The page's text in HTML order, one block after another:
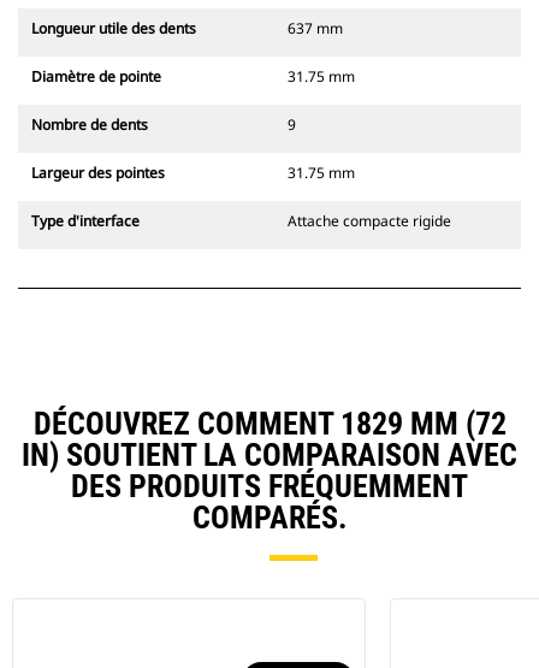
Longueur utile des dents 637 mm
Diamètre de pointe 31.75 mm
Nombre de dents 9
Largeur des pointes 31.75 mm
Type d'interface Attache compacte rigide
DÉCOUVREZ COMMENT 1829 MM (72
IN) SOUTIENT LA COMPARAISON AVEC
DES PRODUITS FRÉQUEMMENT
COMPARÉS.